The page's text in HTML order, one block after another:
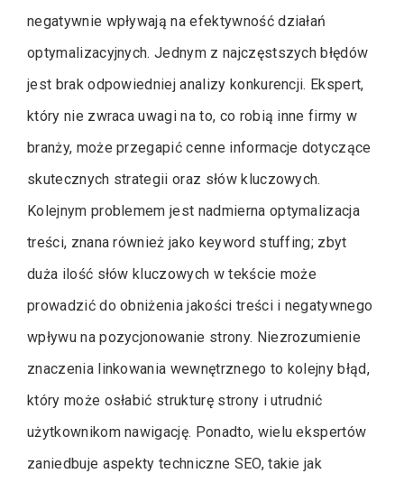
negatywnie wpływają na efektywność działań
optymalizacyjnych. Jednym z najczęstszych błędów
jest brak odpowiedniej analizy konkurencji. Ekspert,
który nie zwraca uwagi na to, co robią inne firmy w
branży, może przegapić cenne informacje dotyczące
skutecznych strategii oraz słów kluczowych.
Kolejnym problemem jest nadmierna optymalizacja
treści, znana również jako keyword stuffing; zbyt
duża ilość słów kluczowych w tekście może
prowadzić do obniżenia jakości treści i negatywnego
wpływu na pozycjonowanie strony. Niezrozumienie
znaczenia linkowania wewnętrznego to kolejny błąd,
który może osłabić strukturę strony i utrudnić
użytkownikom nawigację. Ponadto, wielu ekspertów
zaniedbuje aspekty techniczne SEO, takie jak